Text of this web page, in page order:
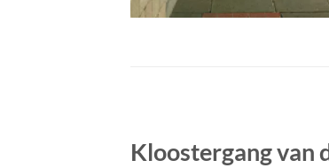
Kloostergang van